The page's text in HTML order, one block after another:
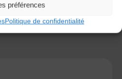
préférences
Politique de confidentialité